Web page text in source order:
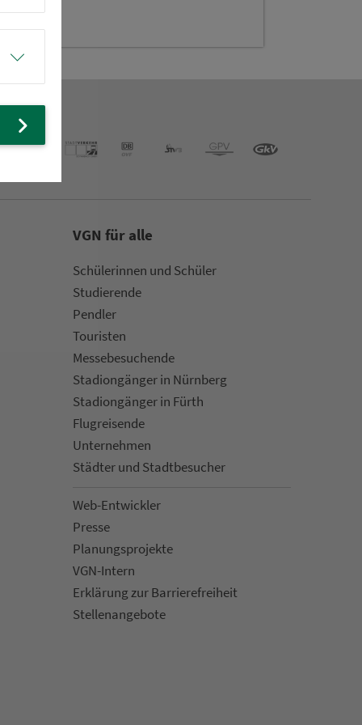
VGN für alle
Schülerinnen und Schüler
Stu­die­rende
Pendler
Touristen
Mes­se­be­suchende
Sta­di­on­gän­ger in Nürn­berg
Sta­di­on­gän­ger in Fürth
Flug­rei­sen­de
Un­ter­neh­men
Städter und Stadt­be­su­cher
Web-Entwickler
Presse
Pla­nungs­pro­jekte
VGN-Intern
Erklärung zur Bar­ri­e­re­frei­heit
Stellenan­ge­bote